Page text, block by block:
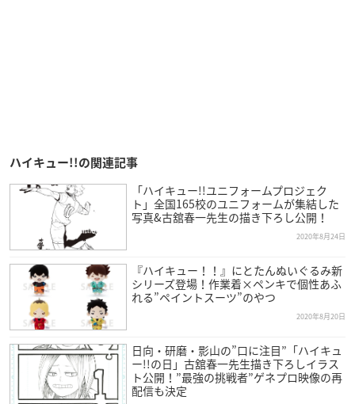
ハイキュー!!の関連記事
「ハイキュー!!ユニフォームプロジェク
ト」全国165校のユニフォームが集結した
写真&古舘春一先生の描き下ろし公開！
2020年8月24日
『ハイキュー！！』にとたんぬいぐるみ新
シリーズ登場！作業着×ペンキで個性あふ
れる”ペイントスーツ”のやつ
2020年8月20日
日向・研磨・影山の”口に注目”「ハイキュ
ー!!の日」古舘春一先生描き下ろしイラス
ト公開！”最強の挑戦者”ゲネプロ映像の再
配信も決定